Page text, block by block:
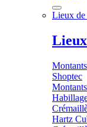
Lieux de
Shoptec
Hartz